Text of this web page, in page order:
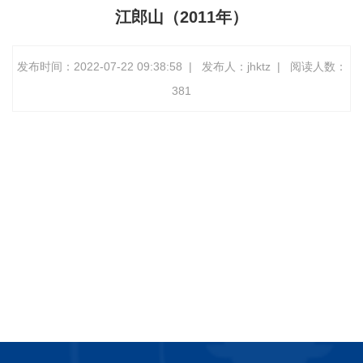
江郎山（2011年）
发布时间：2022-07-22 09:38:58 | 发布人：jhktz | 阅读人数：
381